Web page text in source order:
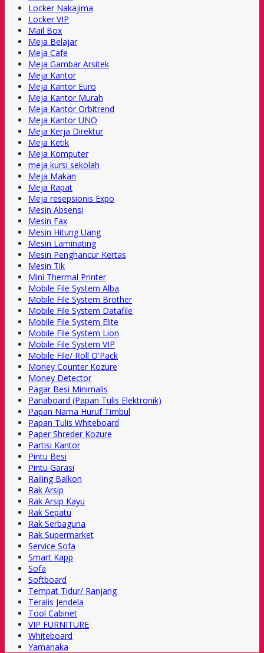
Locker Nakajima
Locker VIP
Mail Box
Meja Belajar
Meja Cafe
Meja Gambar Arsitek
Meja Kantor
Meja Kantor Euro
Meja Kantor Murah
Meja Kantor Orbitrend
Meja Kantor UNO
Meja Kerja Direktur
Meja Ketik
Meja Komputer
meja kursi sekolah
Meja Makan
Meja Rapat
Meja resepsionis Expo
Mesin Absensi
Mesin Fax
Mesin Hitung Uang
Mesin Laminating
Mesin Penghancur Kertas
Mesin Tik
Mini Thermal Printer
Mobile File System Alba
Mobile File System Brother
Mobile File System Datafile
Mobile File System Elite
Mobile File System Lion
Mobile File System VIP
Mobile File/ Roll O'Pack
Money Counter Kozure
Money Detector
Pagar Besi Minimalis
Panaboard (Papan Tulis Elektronik)
Papan Nama Huruf Timbul
Papan Tulis Whiteboard
Paper Shreder Kozure
Partisi Kantor
Pintu Besi
Pintu Garasi
Railing Balkon
Rak Arsip
Rak Arsip Kayu
Rak Sepatu
Rak Serbaguna
Rak Supermarket
Service Sofa
Smart Kapp
Sofa
Softboard
Tempat Tidur/ Ranjang
Teralis Jendela
Tool Cabinet
VIP FURNITURE
Whiteboard
Yamanaka